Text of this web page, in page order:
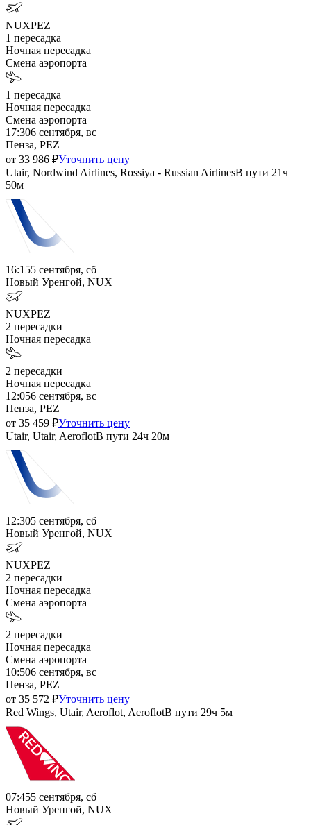
NUXPEZ
1 пересадка
Ночная пересадка
Смена аэропорта
1 пересадка
Ночная пересадка
Смена аэропорта
17:306 сентября, вс
Пенза, PEZ
от 33 986 ₽Уточнить цену
Utair, Nordwind Airlines, Rossiya - Russian AirlinesВ пути 21ч
50м
16:155 сентября, сб
Новый Уренгой, NUX
NUXPEZ
2 пересадки
Ночная пересадка
2 пересадки
Ночная пересадка
12:056 сентября, вс
Пенза, PEZ
от 35 459 ₽Уточнить цену
Utair, Utair, AeroflotВ пути 24ч 20м
12:305 сентября, сб
Новый Уренгой, NUX
NUXPEZ
2 пересадки
Ночная пересадка
Смена аэропорта
2 пересадки
Ночная пересадка
Смена аэропорта
10:506 сентября, вс
Пенза, PEZ
от 35 572 ₽Уточнить цену
Red Wings, Utair, Aeroflot, AeroflotВ пути 29ч 5м
07:455 сентября, сб
Новый Уренгой, NUX